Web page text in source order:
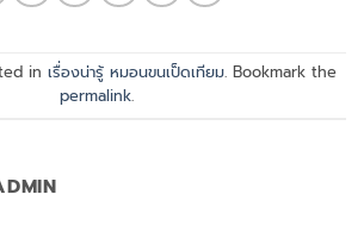
in เรื่องน่ารู้ หมอนขนเป็ดเทียม. Bookmark the
permalink.